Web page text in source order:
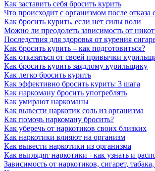
Как заставить себя бросить курить
Что происходит с организмом после отказа
Как бросить курить, если нет силы воли
Можно ли преодолеть зависимость от
Последствия для здоровья от курения
Как бросить курить – как подготовиться?
Как отказаться от своей привычки
Как бросить курить заядлому курильщику
Как легко бросить курить
Как эффективно бросить курить: 3 шага
Как наркоману бросить употреблять
Как умирают наркоманы
Как вывести наркотик соль из организма
Как помочь наркоману бросить?
Как уберечь от наркотиков своих близких
Как наркотики влияют на организм
Как вывести наркотики из организма
Как выглядят наркотики - как узнать и
Зависимость от наркотиков, сигарет,